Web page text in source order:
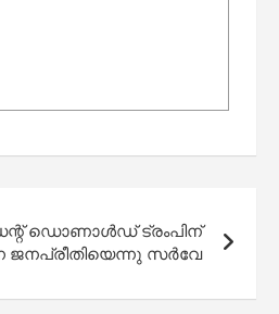
ഡൊണാൾഡ് ട്രംപിന്
ജനപ്രീതിയെന്നു സർവേ